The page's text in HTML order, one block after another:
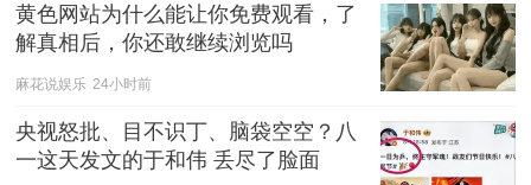
黄色网站为什么能让你免费观看，了
解真相后，你还敢继续浏览吗
麻花说娱乐 24小时前
央视怒批、目不识丁、脑袋空空？八
一这天发文的于和伟 丢尽了脸面